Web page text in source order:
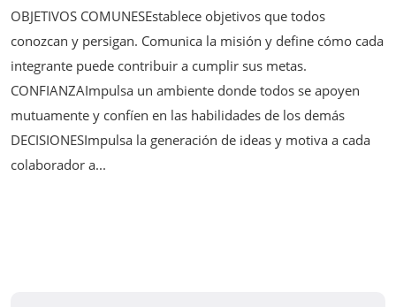
OBJETIVOS COMUNESEstablece objetivos que todos
conozcan y persigan. Comunica la misión y define cómo cada
integrante puede contribuir a cumplir sus metas.
CONFIANZAImpulsa un ambiente donde todos se apoyen
mutuamente y confíen en las habilidades de los demás
DECISIONESImpulsa la generación de ideas y motiva a cada
colaborador a...